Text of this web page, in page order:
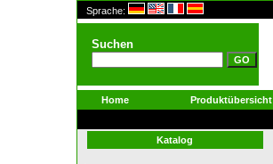
Sprache:
Suchen
Home Produktübersicht
Katalog